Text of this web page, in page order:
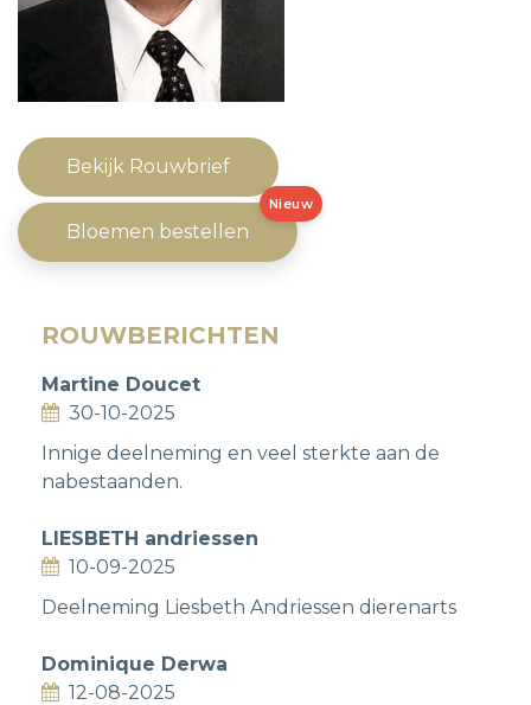
Bekijk Rouwbrief
Bloemen bestellen
Nieuw
ROUWBERICHTEN
Martine Doucet
30-10-2025
Innige deelneming en veel sterkte aan de
nabestaanden.
LIESBETH andriessen
10-09-2025
Deelneming Liesbeth Andriessen dierenarts
Dominique Derwa
12-08-2025